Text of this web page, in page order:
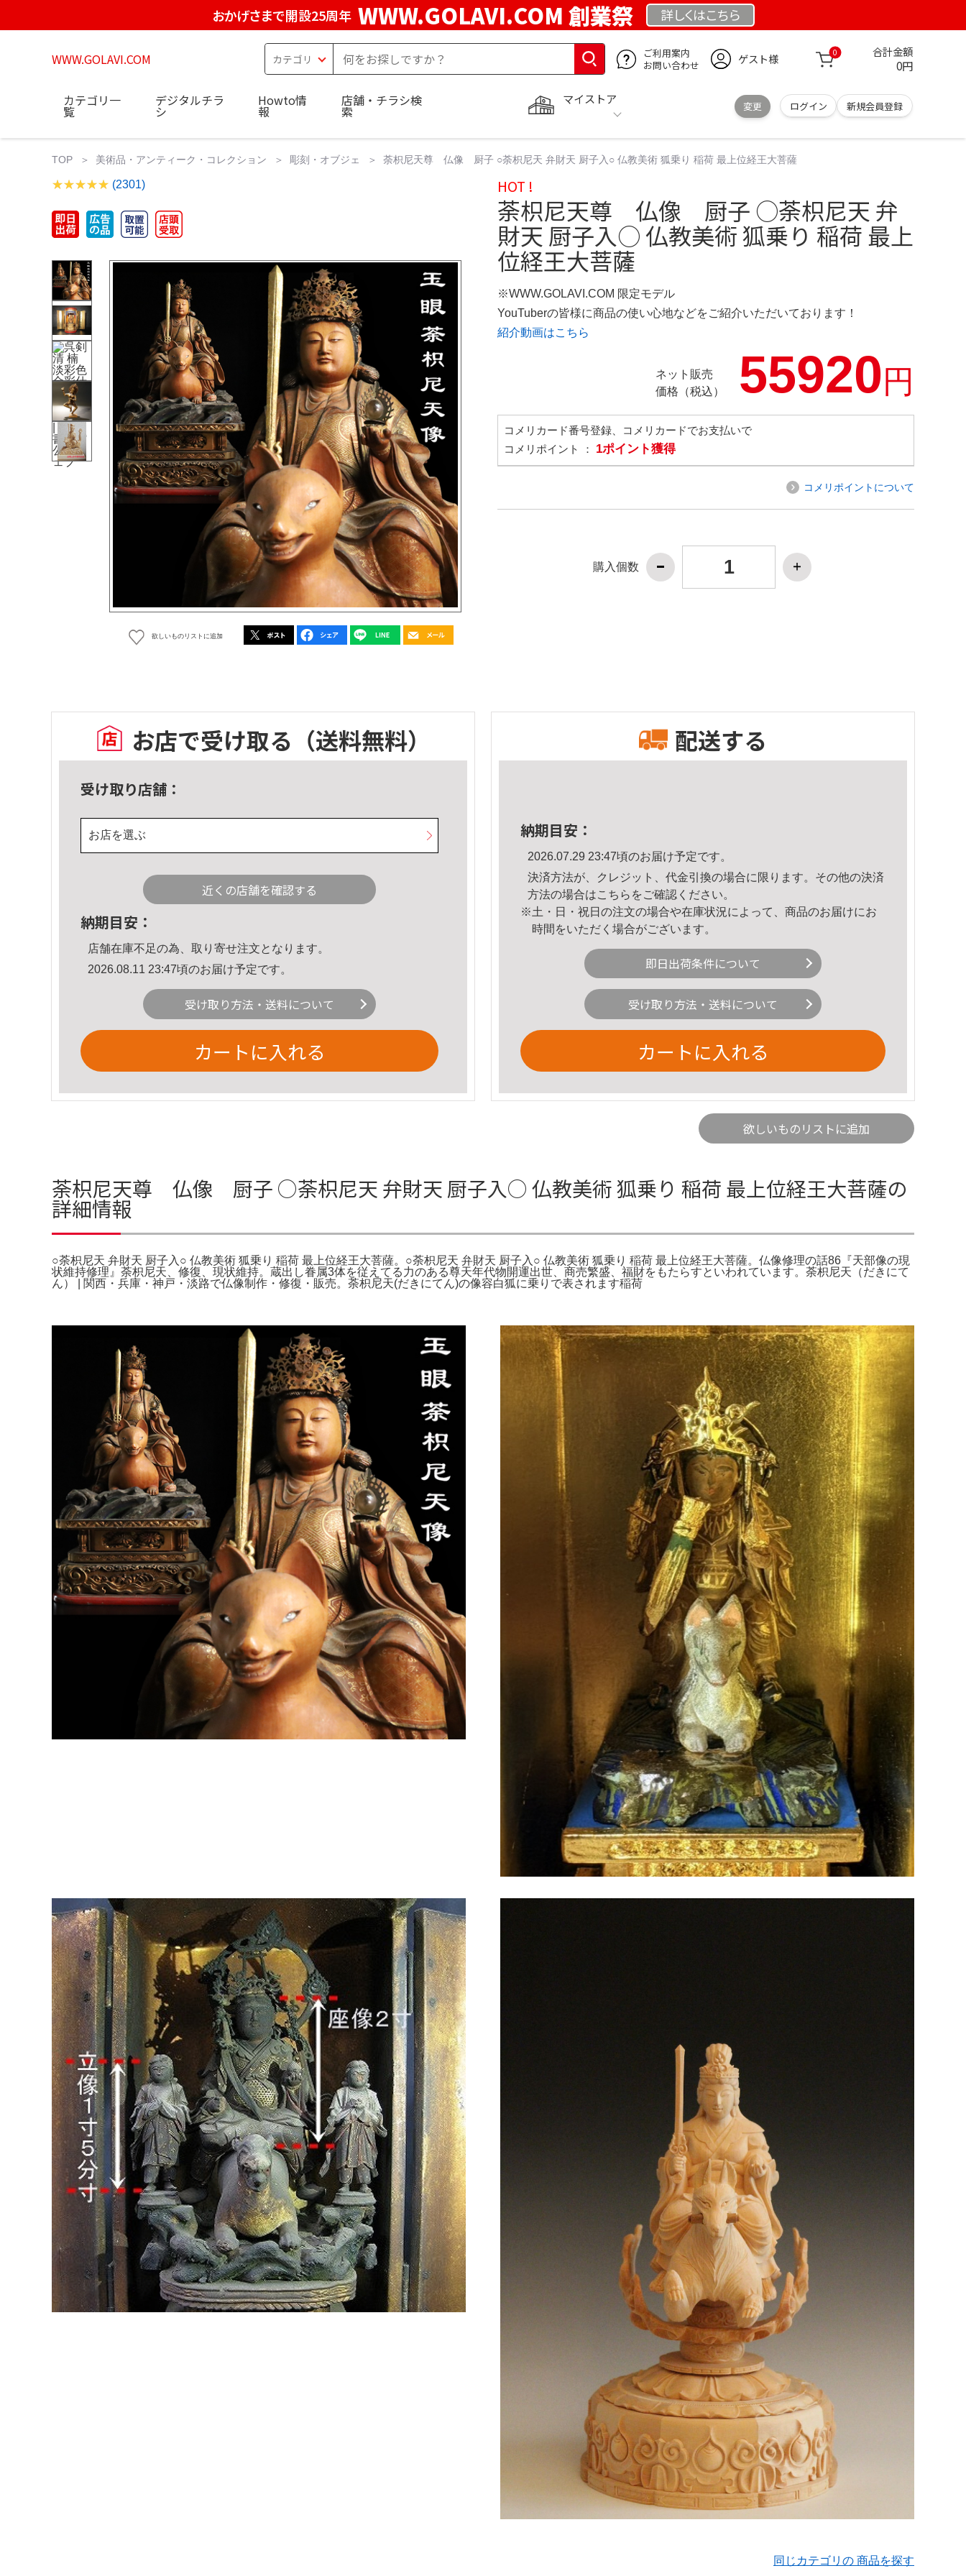
おかげさまで開設25周年 WWW.GOLAVI.COM 創業祭 詳しくはこちら
WWW.GOLAVI.COM
ご利用案内
お問い合わせ
ゲスト様 0 合計金額
0円
マイストア
変更 ログイン 新規会員登録
カテゴリ一
覧
デジタルチラ
シ
Howto情
報
店舗・チラシ検
索
TOP 美術品・アンティーク・コレクション 彫刻・オブジェ 荼枳尼天尊 仏像 厨子 ○荼枳尼天 弁財天 厨子入○ 仏教美術 狐乗り 稲荷 最上位経王大菩薩
(2301)
欲しいものリストに追加
HOT !
荼枳尼天尊 仏像 厨子 ○荼枳尼天 弁
財天 厨子入○ 仏教美術 狐乗り 稲荷 最上
位経王大菩薩
※WWW.GOLAVI.COM 限定モデル
YouTuberの皆様に商品の使い心地などをご紹介いただいております！
紹介動画はこちら
ネット販売
価格（税込）
55920円
コメリカード番号登録、コメリカードでお支払いで
コメリポイント ： 1ポイント獲得
コメリポイントについて
購入個数
お店で受け取る （送料無料）
受け取り店舗：
お店を選ぶ
近くの店舗を確認する
納期目安：
店舗在庫不足の為、取り寄せ注文となります。
2026.08.11 23:47頃のお届け予定です。
受け取り方法・送料について
カートに入れる
配送する
納期目安：
2026.07.29 23:47頃のお届け予定です。
決済方法が、クレジット、代金引換の場合に限ります。その他の決済
方法の場合はこちら をご確認ください。
※土・日・祝日の注文の場合や在庫状況によって、商品のお届けにお
時間をいただく場合がございます。
即日出荷条件について
受け取り方法・送料について
カートに入れる
欲しいものリストに追加
荼枳尼天尊 仏像 厨子 ○荼枳尼天 弁財天 厨子入○ 仏教美術 狐乗り 稲荷 最上位経王大菩薩の
詳細情報
○荼枳尼天 弁財天 厨子入○ 仏教美術 狐乗り 稲荷 最上位経王大菩薩。○荼枳尼天 弁財天 厨子入○ 仏教美術 狐乗り 稲荷 最上位経王大菩薩。仏像修理の話86『天部像の現
状維持修理』荼枳尼天、修復、現状維持。蔵出し眷属3体を従えてる力のある尊天年代物開運出世、商売繁盛、福財をもたらすといわれています。荼枳尼天（だきにて
ん） | 関西・兵庫・神戸・淡路で仏像制作・修復・販売。荼枳尼天(だきにてん)の像容白狐に乗りで表されます稲荷
同じカテゴリの 商品を探す